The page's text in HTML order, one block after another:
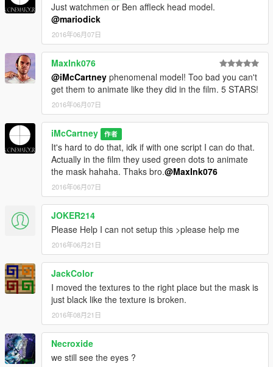
Just watchmen or Ben affleck head model.
@mariodick
2016年06月07日
MaxInk076
@iMcCartney phenomenal model! Too bad you can't
get them to animate like they did in the film. 5 STARS!
2016年06月07日
iMcCartney 作者
It's hard to do that, idk if with one script I can do that.
Actually in the film they used green dots to animate
the mask hahaha. Thaks bro.@MaxInk076
2016年06月07日
JOKER214
Please Help I can not setup this >please help me
2016年06月21日
JackColor
I moved the textures to the right place but the mask is
just black like the texture is broken.
2016年08月21日
Necroxide
we still see the eyes ?